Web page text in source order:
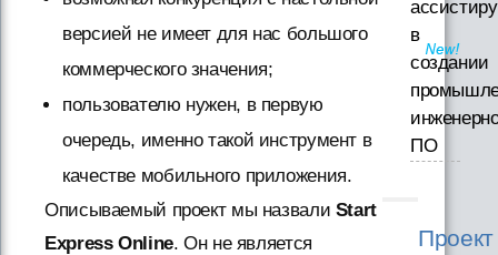
версией не имеет для нас большого
коммерческого значения;
пользователю нужен, в первую
очередь, именно такой инструмент в
качестве мобильного приложения.
Описываемый проект мы назвали Start
Express Online. Он не является
в
создании
ПО
Проект